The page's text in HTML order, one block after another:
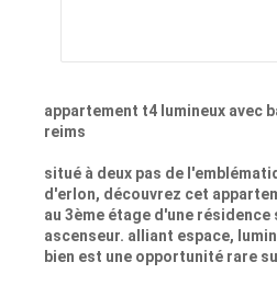
appartement t4 lumineux avec
reims
situé à deux pas de
d'erlon, découvrez cet
au 3ème étage d'une résidence
ascenseur. alliant espace,
bien est une opportunité rare